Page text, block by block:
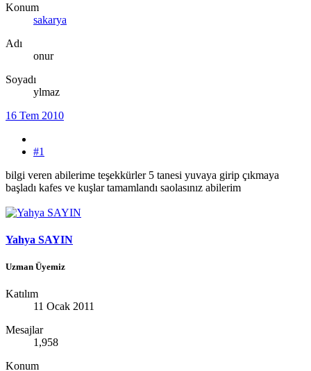
Konum
sakarya
Adı
onur
Soyadı
ylmaz
16 Tem 2010
#1
bilgi veren abilerime teşekkürler 5 tanesi yuvaya girip çıkmaya
başladı kafes ve kuşlar tamamlandı saolasınız abilerim
Yahya SAYIN
Uzman Üyemiz
Katılım
11 Ocak 2011
Mesajlar
1,958
Konum